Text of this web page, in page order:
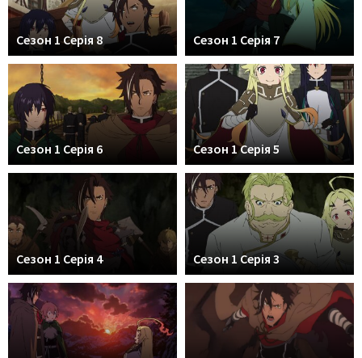
Сезон 1 Серія 8 Сезон 1 Серія 7
Сезон 1 Серія 6 Сезон 1 Серія 5
Сезон 1 Серія 4 Сезон 1 Серія 3